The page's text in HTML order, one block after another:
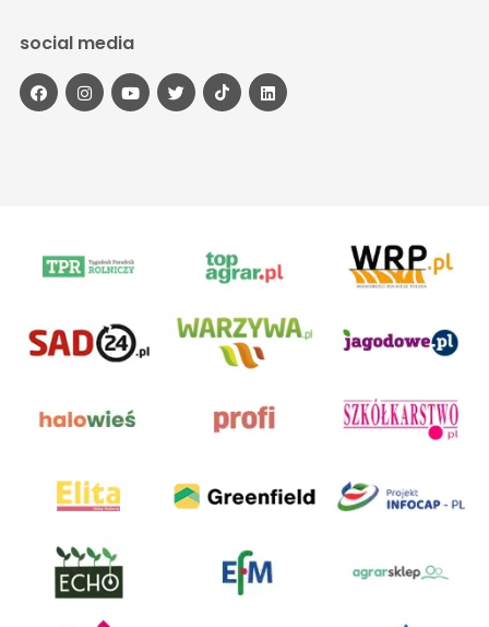
social media